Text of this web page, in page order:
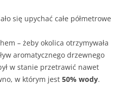
się upychać całe półmetrowe
– żeby okolica otrzymywała
aromatycznego drzewnego
w stanie przetrawić nawet
w którym jest 50% wody.